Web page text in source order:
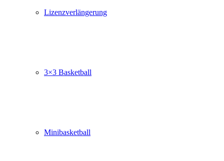
Lizenzverlängerung
3×3 Basketball
Minibasketball